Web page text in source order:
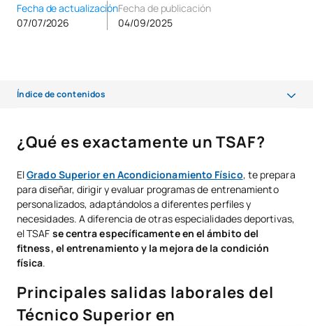
Fecha de actualización
07/07/2026
Fecha de publicación
04/09/2025
Índice de contenidos
Principales salidas laborales del Técnico Superior en
Acondicionamiento Físico
Consejos para mejorar tu empleabilidad
¿Cuál es el salario de un TSAF?
¿Qué hacer después del TSAF?
¿Por qué elegir UAX FP para tu formación?
¿Qué es exactamente un TSAF?
ElGrado Superior en Acondicionamiento Físico, te prepara
para diseñar, dirigir y evaluar programas de entrenamiento
personalizados, adaptándolos a diferentes perfiles y
necesidades. A diferencia de otras especialidades deportivas,
el TSAF se centra específicamente en el ámbito del
fitness, el entrenamiento y la mejora de la condición
física.
Principales salidas laborales del
Técnico Superior en